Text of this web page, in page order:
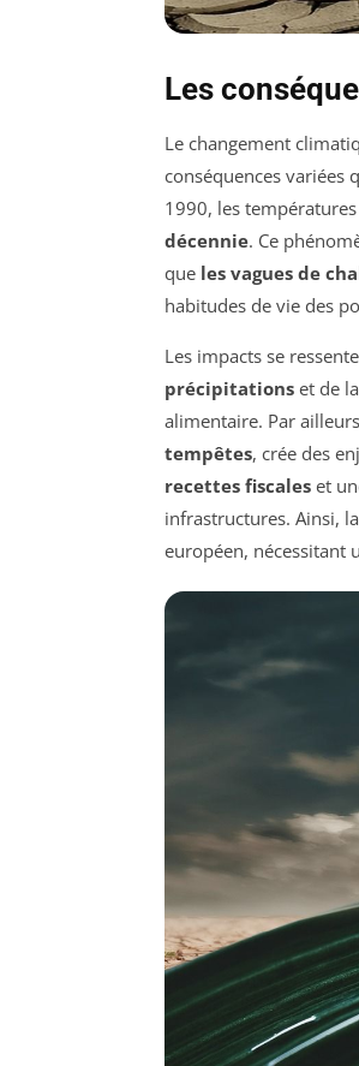
Les
Le changement
conséquences variées
1990, les
décennie. Ce
que les vagues de
habitudes de vie des
Les impacts se
précipitations et de la
alimentaire. Par
tempêtes, crée des
recettes fiscales et
infrastructures. Ainsi,
européen, nécessitant